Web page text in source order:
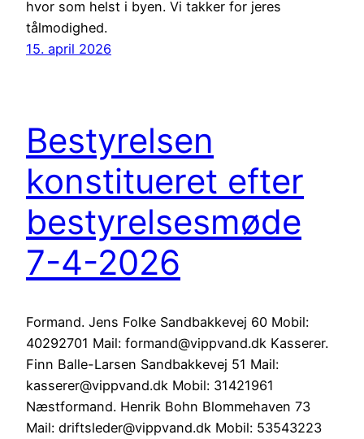
hvor som helst i byen. Vi takker for jeres
tålmodighed.
15. april 2026
Bestyrelsen
konstitueret efter
bestyrelsesmøde
7-4-2026
Formand. Jens Folke Sandbakkevej 60 Mobil:
40292701 Mail: formand@vippvand.dk Kasserer.
Finn Balle-Larsen Sandbakkevej 51 Mail:
kasserer@vippvand.dk Mobil: 31421961
Næstformand. Henrik Bohn Blommehaven 73
Mail: driftsleder@vippvand.dk Mobil: 53543223